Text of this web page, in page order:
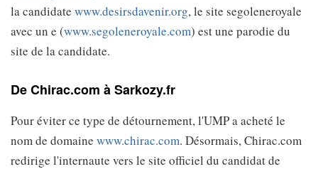
la candidate www.desirsdavenir.org, le site segoleneroyale
avec un e (www.segoleneroyale.com) est une parodie du
site de la candidate.
De Chirac.com à Sarkozy.fr
Pour éviter ce type de détournement, l'UMP a acheté le
nom de domaine www.chirac.com. Désormais, Chirac.com
redirige l'internaute vers le site officiel du candidat de